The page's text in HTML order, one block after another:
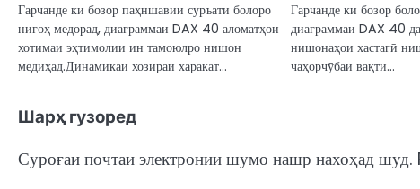
Гарчанде ки бозор паҳншавии суръати болоро
нигоҳ медорад, диаграммаи DAX 40 аломатҳои
хотимаи эҳтимолии ин тамоюлро нишон
медиҳад.Динамикаи хозираи харакат…
Гарчанде ки бозор
диаграммаи DAX 40
нишонаҳои хастагӣ
чаҳорчӯбаи вақти…
Шарҳ гузоред
Суроғаи почтаи электронии шумо нашр нахоҳад шуд.